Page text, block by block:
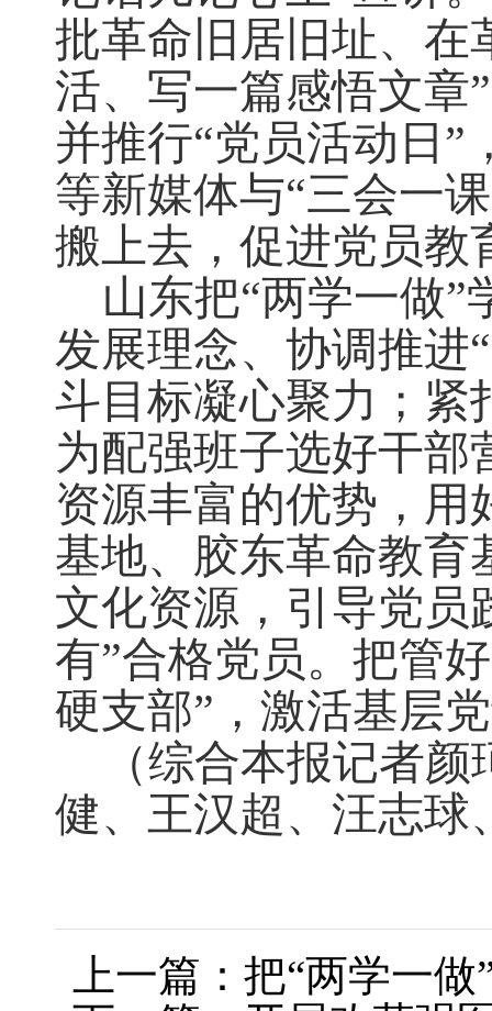
批革命旧居旧址、在
活、写一篇感悟文章
并推行“党员活动日”
等新媒体与“三会一
搬上去，促进党员教
山东把“两学一做
发展理念、协调推进
斗目标凝心聚力；紧
为配强班子选好干部
资源丰富的优势，用
基地、胶东革命教育
文化资源，引导党员
有”合格党员。把管
硬支部”，激活基层
（综合本报记者
健、王汉超、汪志球
上一篇：把“两学一